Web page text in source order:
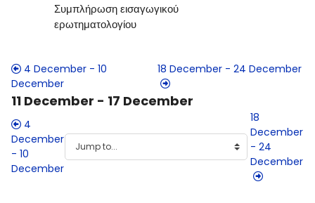
Συμπλήρωση εισαγωγικού
ερωτηματολογίου
4 December - 10
December
18 December - 24 December
11 December - 17 December
4
December
- 10
December
18
December
- 24
December